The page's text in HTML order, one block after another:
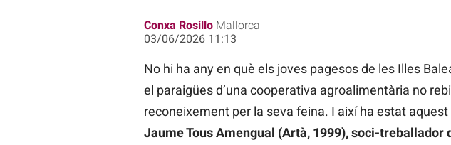
Conxa Rosillo Mallorca
03/06/2026 11:13
No hi ha any en què els joves pagesos de les Illes
el paraigües d’una cooperativa agroalimentària no
reconeixement per la seva feina. I així ha estat
Jaume Tous Amengual (Artà, 1999), soci-treballador